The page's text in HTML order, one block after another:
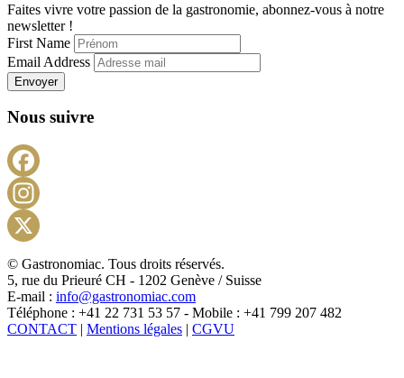
Faites vivre votre passion de la gastronomie, abonnez-vous à notre
newsletter !
First Name
Email Address
Envoyer
Nous suivre
X
© Gastronomiac. Tous droits réservés.
5, rue du Prieuré CH - 1202 Genève / Suisse
E-mail : info@gastronomiac.com
Téléphone : +41 22 731 53 57 - Mobile : +41 799 207 482
CONTACT | Mentions légales | CGVU